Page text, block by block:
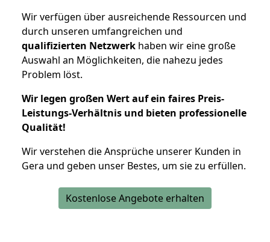
Wir verfügen über ausreichende Ressourcen und
durch unseren umfangreichen und
qualifizierten Netzwerk haben wir eine große
Auswahl an Möglichkeiten, die nahezu jedes
Problem löst.
Wir legen großen Wert auf ein faires Preis-
Leistungs-Verhältnis und bieten professionelle
Qualität!
Wir verstehen die Ansprüche unserer Kunden in
Gera und geben unser Bestes, um sie zu erfüllen.
Kostenlose Angebote erhalten